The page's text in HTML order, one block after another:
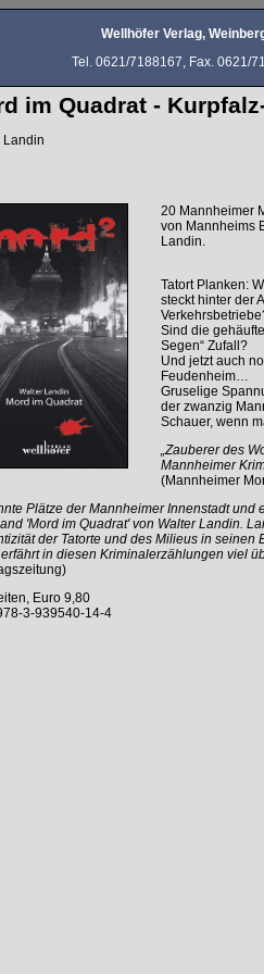
Wellhöfer Verlag,
Tel. 0621/7188167, Fax. 0621/
im Quadrat -
Landin
20 Mannheimer
von Mannheims
Landin.
Tatort Planken:
steckt hinter der
Sind die
Segen“ Zufall?
Und jetzt auch
Feudenheim…
Gruselige
der zwanzig
Schauer, wenn
„Zauberer des
Mannheimer
(Mannheimer
Plätze der Mannheimer Innenstadt
'Mord im Quadrat' von Walter Landin.
der Tatorte und des Milieus in
in diesen Kriminalerzählungen viel
Euro 9,80
3-939540-14-4